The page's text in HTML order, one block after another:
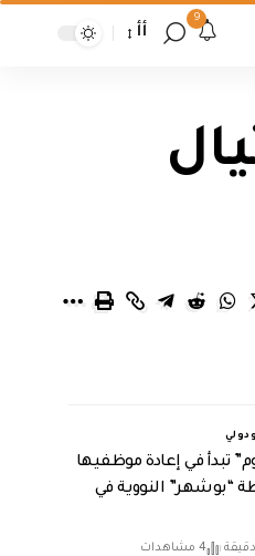
9
أأ
تبدأ في إعادة موظفيها
“بوشهر” النووية في
4 مشاهدات